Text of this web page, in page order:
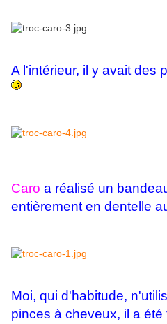
A l'intérieur, il y avait des
Caro a réalisé un
entièrement en dentelle
Moi, qui d'habitude,
pinces à cheveux, il a